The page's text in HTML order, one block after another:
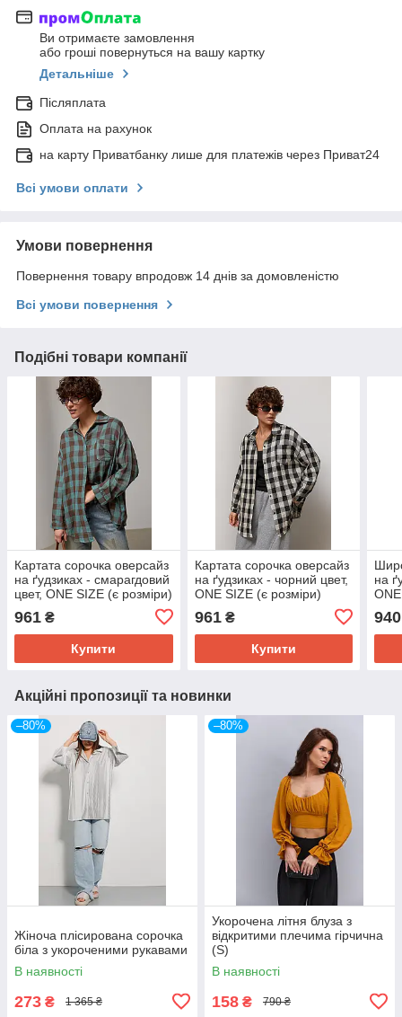
Ви отримаєте замовлення
або гроші повернуться на вашу картку
Детальніше
Післяплата
Оплата на рахунок
на карту Приватбанку лише для платежів через Приват24
Всі умови оплати
Умови повернення
Повернення товару впродовж 14 днів за домовленістю
Всі умови повернення
Подібні товари компанії
Картата сорочка оверсайз
на ґудзиках - смарагдовий
цвет, ONE SIZE (є розміри)
961 ₴
Купити
Картата сорочка оверсайз
на ґудзиках - чорний цвет,
ONE SIZE (є розміри)
961₴
Купити
на
940
Акційні пропозиції та новинки
–80%
Жіноча плісирована сорочка
біла з укороченими рукавами
В наявності
273 ₴ 1 365 ₴
–80%
Укорочена літня блуза з
відкритими плечима гірчична
(S)
В наявності
158 ₴ 790 ₴